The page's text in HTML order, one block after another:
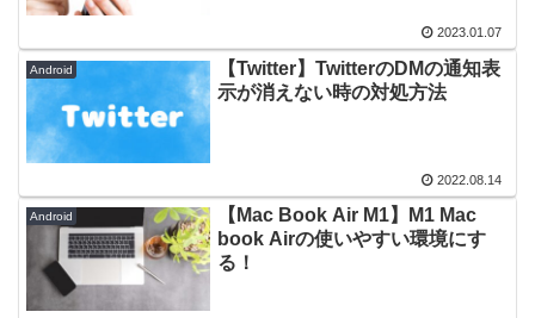
2023.01.07
Android
【Twitter】TwitterのDMの通知表
示が消えない時の対処方法
2022.08.14
Android
【Mac Book Air M1】M1 Mac
book Airの使いやすい環境にす
る！